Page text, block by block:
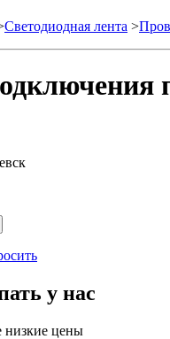
Светодиодная лента >
у нас
низкие цены